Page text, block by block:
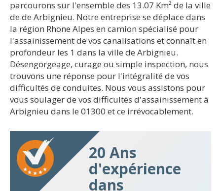
parcourons sur l'ensemble des 13.07 Km² de la ville
de de Arbignieu. Notre entreprise se déplace dans
la région Rhone Alpes en camion spécialisé pour
l'assainissement de vos canalisations et connaît en
profondeur les 1 dans la ville de Arbignieu.
Désengorgeage, curage ou simple inspection, nous
trouvons une réponse pour l'intégralité de vos
difficultés de conduites. Nous vous assistons pour
vous soulager de vos difficultés d'assainissement à
Arbignieu dans le 01300 et ce irrévocablement.
20 Ans
d'expérience
dans